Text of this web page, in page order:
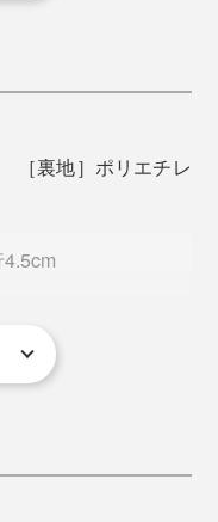
せたペットボトルを
露の水分を吸収し、
このタオルでクール
をうるおすそう。汗
濡らして使うのがおすすめ
構造と編み方にあり
を形成する二酸化ケ
拡散し、熱を生地に
ブロンを合わせ、極
か浸透しないものが
透。パイル面だけで
しばらくすると他社
たが、本品は滴りま
［裏地］ポリエチレ
ンブラー乾燥不可）